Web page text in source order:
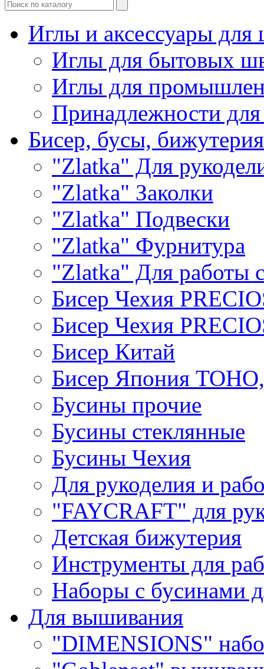
Иглы и аксессуары
Иглы для бытовых
Иглы для
Принадлежности
Бисер, бусы, бижутерия
"Zlatka" Для
"Zlatka" Заколки
"Zlatka" Подвески
"Zlatka" Фурнитура
"Zlatka" Для работы
Бисер Чехия
Бисер Чехия
Бисер Китай
Бисер Япония
Бусины прочие
Бусины стеклянные
Бусины Чехия
Для рукоделия и
"FAYCRAFT" для
Детская бижутерия
Инструменты для
Наборы с бусинами
Для вышивания
"DIMENSIONS"